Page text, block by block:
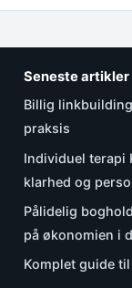
Seneste artikler
Billig
praksis
Individuel terapi
klarhed og
Pålidelig
på økonomien i
Komplet guide